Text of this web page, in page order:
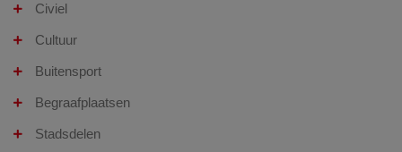
Civiel
Cultuur
Buitensport
Begraafplaatsen
Stadsdelen